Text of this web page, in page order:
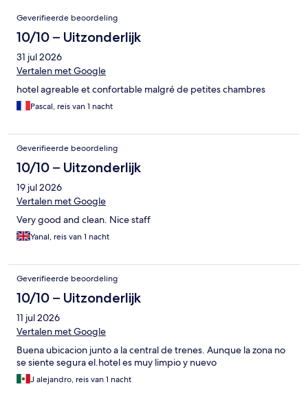
Beoordelingen
Geverifieerde beoordeling
10/10 – Uitzonderlijk
31 jul 2026
Vertalen met Google
hotel agreable et confortable malgré de petites chambres
Pascal, reis van 1 nacht
Geverifieerde beoordeling
10/10 – Uitzonderlijk
19 jul 2026
Vertalen met Google
Very good and clean. Nice staff
Yanal, reis van 1 nacht
Geverifieerde beoordeling
10/10 – Uitzonderlijk
11 jul 2026
Vertalen met Google
Buena ubicacion junto a la central de trenes. Aunque la zona no
se siente segura el.hotel es muy limpio y nuevo
J alejandro, reis van 1 nacht